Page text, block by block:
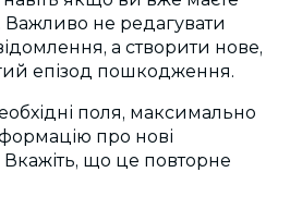
Важливо не редагувати
а створити нове,
епізод пошкодження.
поля, максимально
про нові
що це повторне